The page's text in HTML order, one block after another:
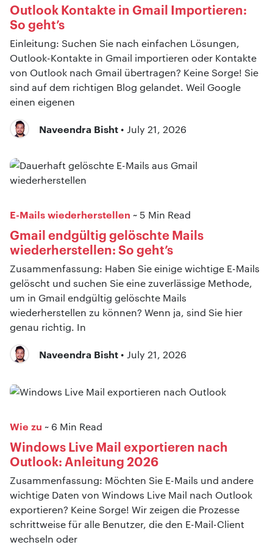
Outlook Kontakte in Gmail Importieren:
So geht’s
Einleitung: Suchen Sie nach einfachen Lösungen,
Outlook-Kontakte in Gmail importieren oder Kontakte
von Outlook nach Gmail übertragen? Keine Sorge! Sie
sind auf dem richtigen Blog gelandet. Weil Google
einen eigenen
Naveendra Bisht • July 21, 2026
E-Mails wiederherstellen ~ 5 Min Read
Gmail endgültig gelöschte Mails
wiederherstellen: So geht’s
Zusammenfassung: Haben Sie einige wichtige E-Mails
gelöscht und suchen Sie eine zuverlässige Methode,
um in Gmail endgültig gelöschte Mails
wiederherstellen zu können? Wenn ja, sind Sie hier
genau richtig. In
Naveendra Bisht • July 21, 2026
Wie zu ~ 6 Min Read
Windows Live Mail exportieren nach
Outlook: Anleitung 2026
Zusammenfassung: Möchten Sie E-Mails und andere
wichtige Daten von Windows Live Mail nach Outlook
exportieren? Keine Sorge! Wir zeigen die Prozesse
schrittweise für alle Benutzer, die den E-Mail-Client
wechseln oder